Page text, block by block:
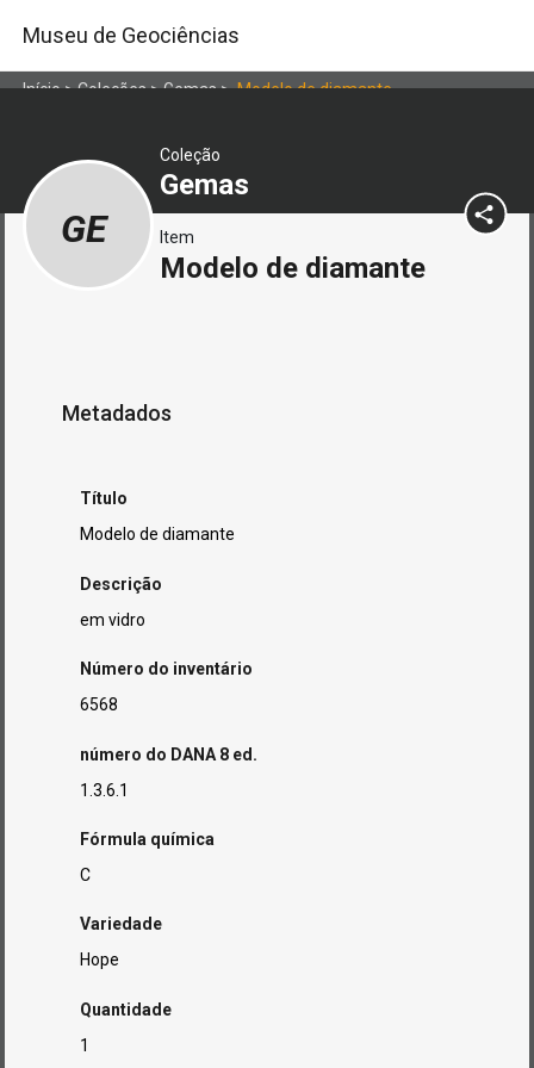
Museu de Geociências
Início>Coleções>Gemas>Modelo de diamante
Coleção
Gemas
GE Item
Modelo de diamante
Metadados
Título
Modelo de diamante
Descrição
em vidro
Número do inventário
6568
número do DANA 8 ed.
1.3.6.1
Fórmula química
C
Variedade
Hope
Quantidade
1